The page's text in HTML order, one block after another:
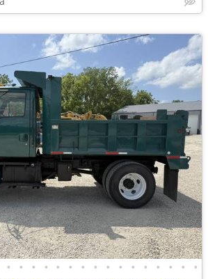
• • • • • • • • • • • • • • • •